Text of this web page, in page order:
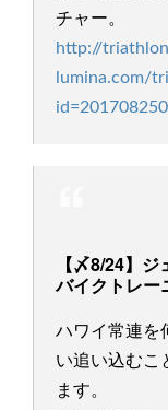
チャー。
http://
lumina.com/
【〆8/24】
バイクトレー
ハワイ常連を
い追い込むこ
ます。